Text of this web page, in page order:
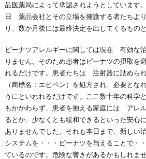
品医薬局によって承認されようとしています
日 薬品会社とその立場を擁護する者たちよ
り、数か月後には最終決定を出してくるもの
ピーナツアレルギーに関しては現在 有効な
りません。そのため患者はピーナツの摂取を
れるだけです。患者たちは 注射器に詰めら
（商標名：エピペン）を処方され、必要とな
うにといわれるだけです。ここ数十年の科学
もかかわらず、患者を抱える家庭には アレ
るとか、少なくとも緩和できるといった安心
ありませんでした。それも本日まで、新しい
システムを・・・ピーナツを与えることで・
ているのです。危険な響きがあるかもしれま